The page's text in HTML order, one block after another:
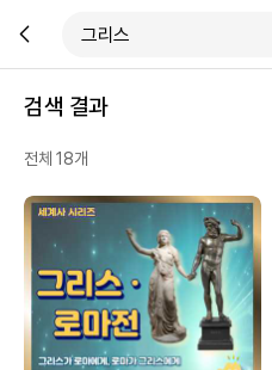
검색 결과
전체18개